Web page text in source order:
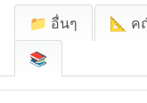
📁 อื่นๆ 📐 ค
📚